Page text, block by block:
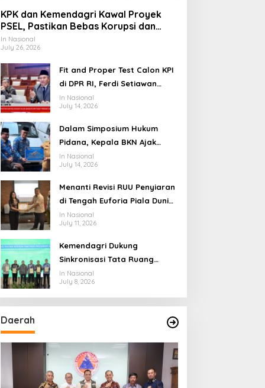
KPK dan Kemendagri Kawal Proyek
PSEL, Pastikan Bebas Korupsi dan
Gunakan Teknologi Ramah
Lingkungan
In Nasional
July 26, 2026
Fit and Proper Test Calon KPI
di DPR RI, Ferdi Setiawan
Jelaskan Gagasan
Transformasi Menuju
Ekosistem Penyiaran yang
Adaptif
In Nasional
July 14, 2026
Dalam Simposium Hukum
Pidana, Kepala BKN Ajak
Akademisi Jadi Mitra
Pencegahan Tindak Pidana di
Birokrasi
In Nasional
July 14, 2026
Menanti Revisi RUU Penyiaran
di Tengah Euforia Piala Dunia
2026, Akademisi: Jangan
Terus Jadi “Messi dan
Ronaldo” Legislasi
In Nasional
July 11, 2026
Kemendagri Dukung
Sinkronisasi Tata Ruang
Perbatasan RI-Malaysia di
Segmen Sinapad-Sesai
In Nasional
July 8, 2026
Daerah